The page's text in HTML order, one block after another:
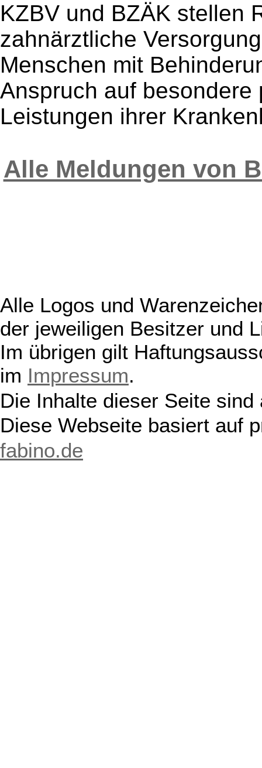
KZBV und BZÄK stellen
zahnärztliche
Menschen mit
Anspruch auf
Leistungen ihrer
Alle Meldungen von
Alle Logos und
der jeweiligen Besitzer und
Im übrigen gilt
im Impressum.
Die Inhalte dieser Seite
Diese Webseite basiert auf
fabino.de